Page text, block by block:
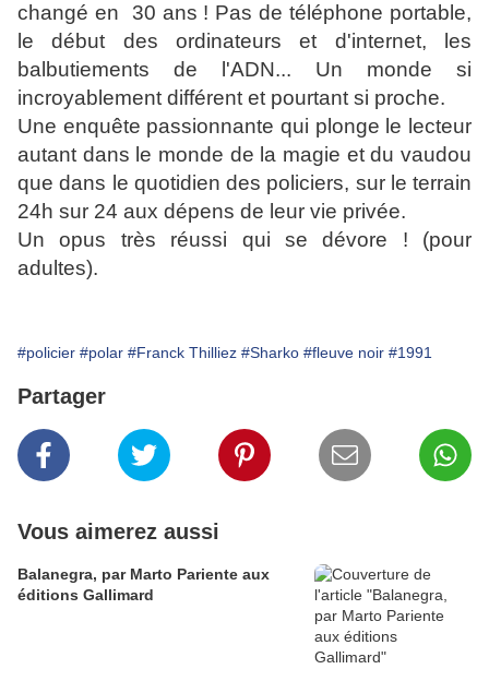
changé en 30 ans ! Pas de téléphone portable,
le début des ordinateurs et d'internet, les
balbutiements de l'ADN... Un monde si
incroyablement différent et pourtant si proche.
Une enquête passionnante qui plonge le lecteur
autant dans le monde de la magie et du vaudou
que dans le quotidien des policiers, sur le terrain
24h sur 24 aux dépens de leur vie privée.
Un opus très réussi qui se dévore ! (pour
adultes).
#policier #polar #Franck Thilliez #Sharko #fleuve noir #1991
Partager
Vous aimerez aussi
Balanegra, par Marto Pariente aux
éditions Gallimard